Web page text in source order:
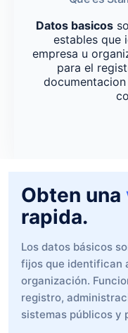
Datos basicos
estables que
empresa u
para el
Obten una
rapida.
Los datos básicos
fijos que identifican
organización.
registro,
sistemas públicos y